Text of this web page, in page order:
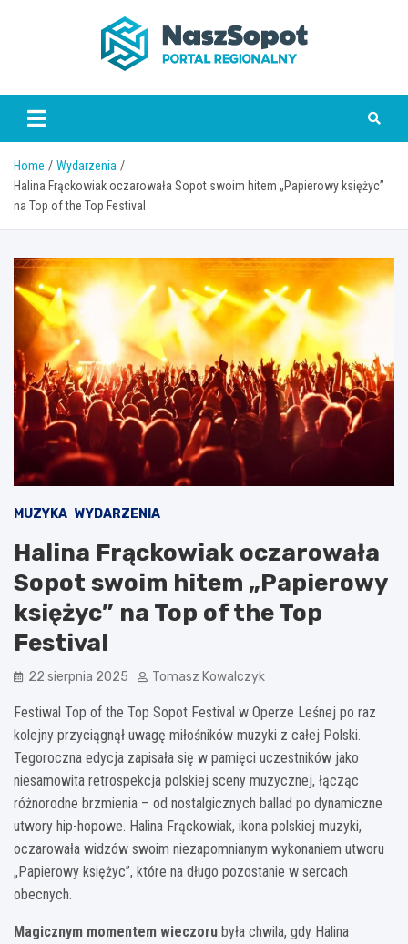
www.naszsopot.pl
Home
Wydarzenia
Halina Frąckowiak oczarowała Sopot swoim hitem „Papierowy księżyc”
na Top of the Top Festival
MUZYKA WYDARZENIA
Halina Frąckowiak oczarowała
Sopot swoim hitem „Papierowy
księżyc” na Top of the Top
Festival
22 sierpnia 2025 Tomasz Kowalczyk
Festiwal Top of the Top Sopot Festival w Operze Leśnej po raz
kolejny przyciągnął uwagę miłośników muzyki z całej Polski.
Tegoroczna edycja zapisała się w pamięci uczestników jako
niesamowita retrospekcja polskiej sceny muzycznej, łącząc
różnorodne brzmienia – od nostalgicznych ballad po dynamiczne
utwory hip-hopowe. Halina Frąckowiak, ikona polskiej muzyki,
oczarowała widzów swoim niezapomnianym wykonaniem utworu
„Papierowy księżyc”, które na długo pozostanie w sercach
obecnych.
Magicznym momentem wieczoru była chwila, gdy Halina